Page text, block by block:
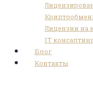
Лицензии на
IT
Блог
Контакты